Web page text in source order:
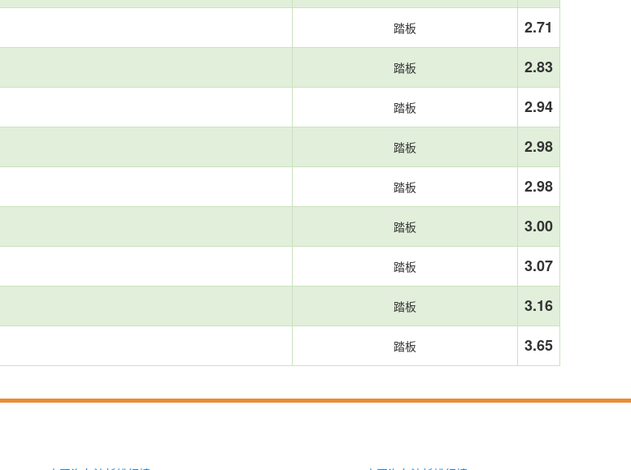
踏板 2.71
踏板 2.83
踏板 2.94
踏板 2.98
踏板 2.98
踏板 3.00
踏板 3.07
踏板 3.16
踏板 3.65